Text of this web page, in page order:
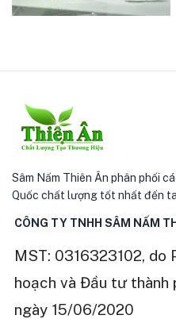
Sâm Nấm Thiên Ân phân phối
Quốc chất lượng tốt nhất đến
CÔNG TY TNHH SÂM NẤM
MST: 0316323102, do
hoạch và Đầu tư thành
ngày 15/06/2020